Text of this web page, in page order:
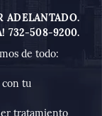
ADELANTADO.
732-508-9200.
de todo:​
con tu
tratamiento